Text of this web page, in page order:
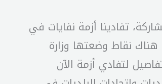
تفادينا أزمة نفايات في
هناك نقاط وضعتها وزارة
لتفادي أزمة الآن